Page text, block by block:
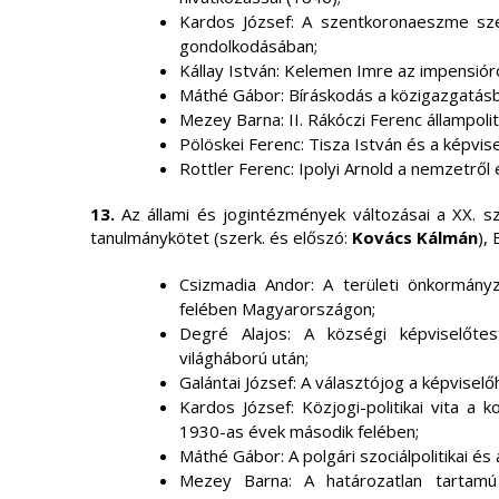
Kardos József: A szentkoronaeszme
gondolkodásában;
Kállay István: Kelemen Imre az
Máthé Gábor: Bíráskodás a
Mezey Barna: II. Rákóczi Ferenc
Pölöskei Ferenc: Tisza István és a
Rottler Ferenc: Ipolyi Arnold a nemzetről
13.Az állami és jogintézmények változásai a XX.
tanulmánykötet (szerk. és előszó: Kovács Kálmán),
Csizmadia Andor: A területi
felében Magyarországon;
Degré Alajos: A községi
világháború után;
Galántai József: A választójog a
Kardos József: Közjogi-politikai vita a
1930-as évek második felében;
Máthé Gábor: A polgári szociálpolitikai
Mezey Barna: A határozatlan